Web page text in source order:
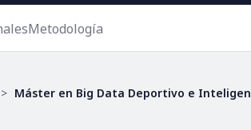
Metodología
Máster en Big Data Deportivo e